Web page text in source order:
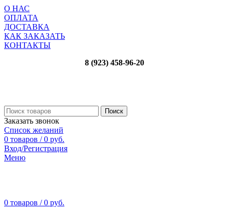
О НАС
ОПЛАТА
ДОСТАВКА
КАК ЗАКАЗАТЬ
КОНТАКТЫ
8 (923) 458-96-20
Поиск
Заказать звонок
Список желаний
0 товаров / 0 руб.
Вход/Регистрация
Меню
0 товаров / 0 руб.